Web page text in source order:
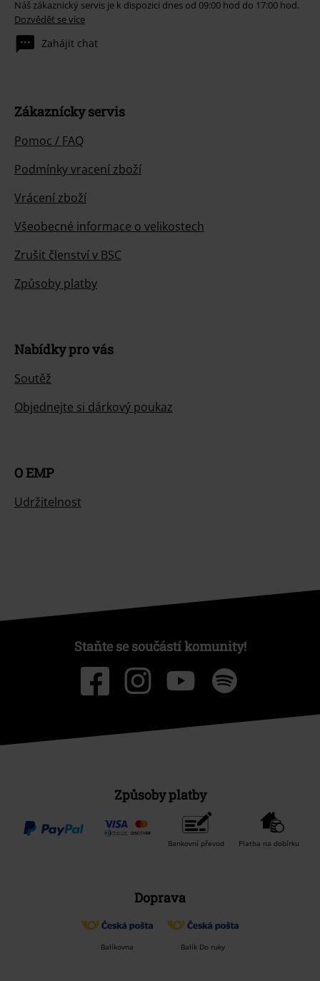
Náš zákaznický servis je k dispozici dnes od 09:00 hod do 17:00 hod.
Dozvědět se více
Zahájit chat
Zákaznícky servis
Pomoc / FAQ
Podmínky vracení zboží
Vrácení zboží
Všeobecné informace o velikostech
Zrušit členství v BSC
Způsoby platby
Nabídky pro vás
Soutěž
Objednejte si dárkový poukaz
O EMP
Udržitelnost
Staňte se součástí komunity!
Způsoby platby
Bankovní převod Platba na dobírku
Doprava
Balíkovna Balík Do ruky